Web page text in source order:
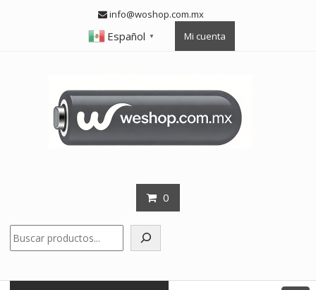
info@woshop.com.mx
Español ▼ Mi cuenta
0